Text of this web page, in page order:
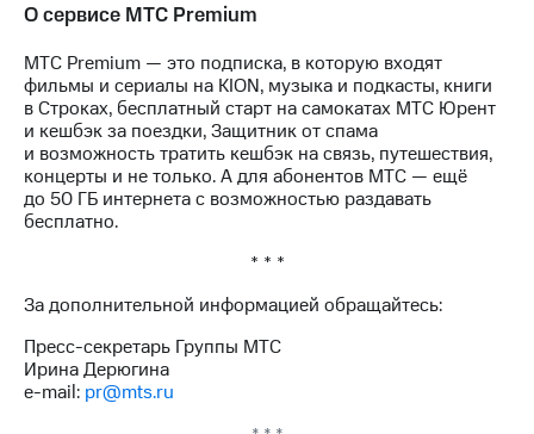
Контакты
деловая этика
На главную
О сервисе МТС Premium
МТС Premium — это подписка, в которую входят
фильмы и сериалы на KION, музыка и подкасты, книги
в Строках, бесплатный старт на самокатах МТС Юрент
и кешбэк за поездки, Защитник от спама
и возможность тратить кешбэк на связь, путешествия,
концерты и не только. А для абонентов МТС — ещё
до 50 ГБ интернета с возможностью раздавать
бесплатно.
* * *
За дополнительной информацией обращайтесь:
Пресс-секретарь Группы МТС
Ирина Дерюгина
e-mail: pr@mts.ru